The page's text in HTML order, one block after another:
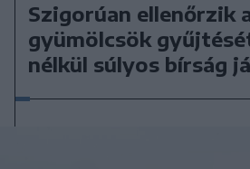
Szigorúan ellenőrzik
gyümölcsök
nélkül súlyos bírság